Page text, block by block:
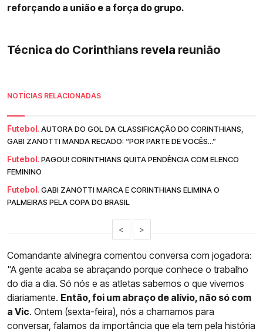
reforçando a união e a força do grupo.
Técnica do Corinthians revela reunião
NOTÍCIAS RELACIONADAS
Futebol. AUTORA DO GOL DA CLASSIFICAÇÃO DO CORINTHIANS,
GABI ZANOTTI MANDA RECADO: “POR PARTE DE VOCÊS...”
Futebol. PAGOU! CORINTHIANS QUITA PENDÊNCIA COM ELENCO
FEMININO
Futebol. GABI ZANOTTI MARCA E CORINTHIANS ELIMINA O
PALMEIRAS PELA COPA DO BRASIL
< >
Comandante alvinegra comentou conversa com jogadora:
"A gente acaba se abraçando porque conhece o trabalho
do dia a dia. Só nós e as atletas sabemos o que vivemos
diariamente. Então, foi um abraço de alívio, não só com
a Vic. Ontem (sexta-feira), nós a chamamos para
conversar, falamos da importância que ela tem pela história